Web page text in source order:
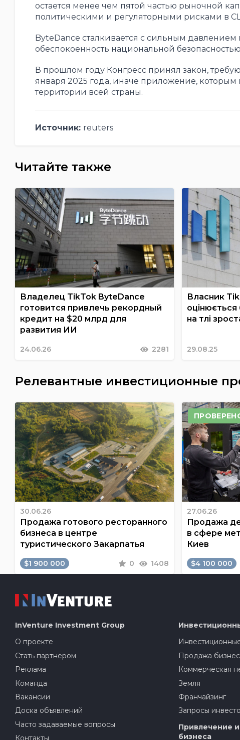
остается менее чем пятой частью рыночной
политическими и регуляторными рисками в
ByteDance сталкивается с сильным
обеспокоенность национальной
В прошлом году Конгресс принял закон,
января 2025 года, иначе приложение,
территории всей страны.
Источник: reuters
Читайте также
Владелец TikTok ByteDance
готовится привлечь рекордный
кредит на $20 млрд для
развития ИИ
24.06.26 2281
Власник
оцінюється
на тлі
29.08.25
Релевантные инвестиционные
30.06.26
Продажа готового ресторанного
бизнеса в центре
туристического Закарпатья
$1 900 000 0 1408
27.06.26
Продажа
в сфере
Киев
$4 100 000
InVenture Investment Group
О проекте
Стать партнером
Реклама
Команда
Вакансии
Доска объявлений
Часто задаваемые вопросы
Контакты
Продажа
Коммерческая
Земля
Франчайзинг
Запросы
Привлечение
бизнеса